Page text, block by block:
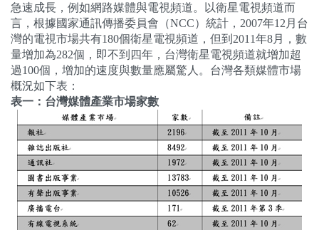
急速成長，例如網路媒體與電視頻道。以衛星電視頻道而
言，根據國家通訊傳播委員會（NCC）統計， 2007年12 月台
灣的電視市場共有180個衛星電視頻道，但到 2011年8月，數
量增加為282個，即不到四年，台灣衛星電視頻道就增加超
過100個，增加的速度與數量應屬驚人。台灣各類媒體市場
概況如下表：
表一：台灣媒體產業市場家數